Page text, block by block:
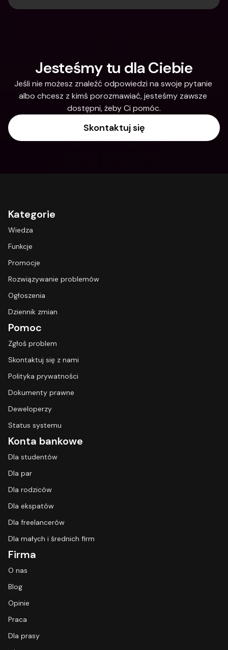
Jesteśmy tu dla Ciebie
Jeśli nie możesz znaleźć odpowiedzi na swoje pytanie
albo chcesz z kimś porozmawiać, jesteśmy zawsze
dostępni, żeby Ci pomóc.
Skontaktuj się
Kategorie
Wiedza
Funkcje
Promocje
Rozwiązywanie problemów
Ogłoszenia
Dziennik zmian
Pomoc
Zgłoś problem
Skontaktuj się z nami
Polityka prywatności
Dokumenty prawne
Deweloperzy
Status systemu
Konta bankowe
Dla studentów
Dla par
Dla rodziców
Dla ekspatów
Dla freelancerów
Dla małych i średnich firm
Firma
O nas
Blog
Opinie
Praca
Dla prasy